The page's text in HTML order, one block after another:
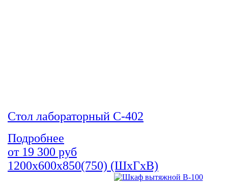
Стол лабораторный С-402
Подробнее
от 19 300 руб
1200х600х850(750) (ШхГхВ)